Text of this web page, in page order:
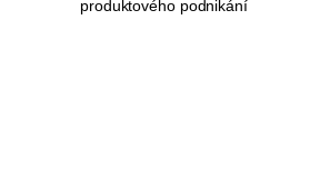
produktového podnikání